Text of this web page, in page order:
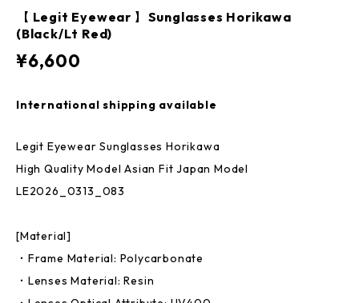
【 Legit Eyewear 】Sunglasses Horikawa
(Black/Lt Red)
¥6,600
International shipping available
Legit Eyewear Sunglasses Horikawa
High Quality Model Asian Fit Japan Model
LE2026_0313_083
[Material]
・Frame Material: Polycarbonate
・Lenses Material: Resin